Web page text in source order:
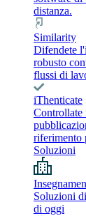
distanza.
Similarity
Difendete
robusto
flussi di
iThenticate
Controllate
riferimento
Soluzioni
Soluzioni
di oggi